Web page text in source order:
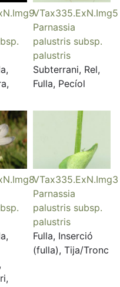
VTax335.ExN.Img5
Parnassia
palustris subsp.
palustris
Subterrani, Rel,
Fulla, Pecíol
VTax335.ExN.Img3
Parnassia
palustris subsp.
palustris
Fulla, Inserció
(fulla), Tija/Tronc